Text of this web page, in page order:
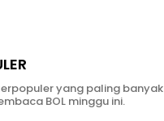
yang paling banyak
BOL minggu ini.